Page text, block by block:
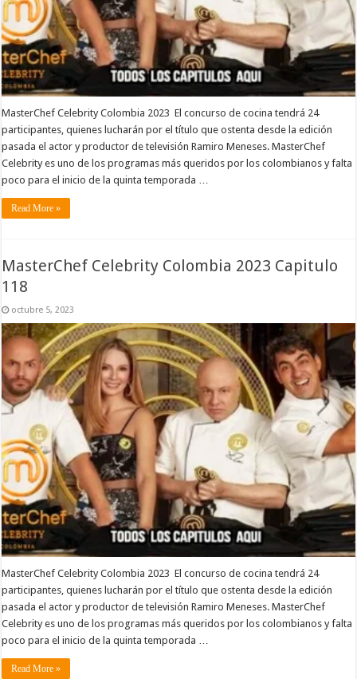
MasterChef Celebrity Colombia 2023 El concurso de cocina tendrá 24
participantes, quienes lucharán por el título que ostenta desde la edición
pasada el actor y productor de televisión Ramiro Meneses. MasterChef
Celebrity es uno de los programas más queridos por los colombianos y falta
poco para el inicio de la quinta temporada …
Read More »
MasterChef Celebrity Colombia 2023 Capitulo
118
octubre 5, 2023
MasterChef Celebrity Colombia 2023 El concurso de cocina tendrá 24
participantes, quienes lucharán por el título que ostenta desde la edición
pasada el actor y productor de televisión Ramiro Meneses. MasterChef
Celebrity es uno de los programas más queridos por los colombianos y falta
poco para el inicio de la quinta temporada …
Read More »